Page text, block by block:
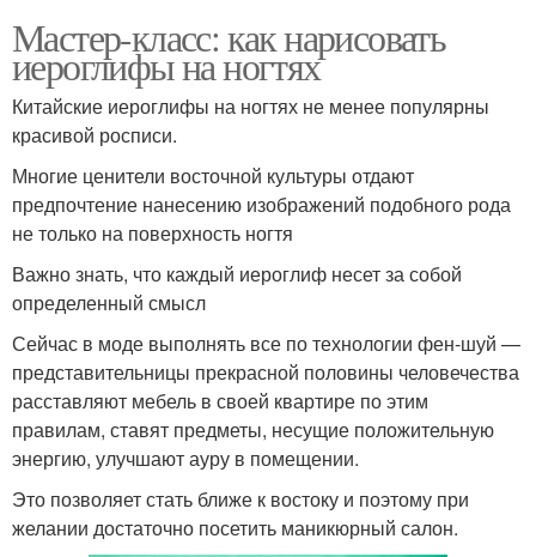
Мастер-класс: как нарисовать
иероглифы на ногтях
Китайские иероглифы на ногтях не менее популярны
красивой росписи.
Многие ценители восточной культуры отдают
предпочтение нанесению изображений подобного рода
не только на поверхность ногтя
Важно знать, что каждый иероглиф несет за собой
определенный смысл
Сейчас в моде выполнять все по технологии фен-шуй —
представительницы прекрасной половины человечества
расставляют мебель в своей квартире по этим
правилам, ставят предметы, несущие положительную
энергию, улучшают ауру в помещении.
Это позволяет стать ближе к востоку и поэтому при
желании достаточно посетить маникюрный салон.